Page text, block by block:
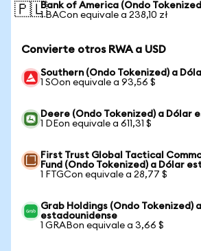
🇵🇱Bank of America (Ondo
1 BACon equivale a 238,10 zł
Convierte otros RWA a USD
Southern (Ondo Tokenized) a
1 SOon equivale a 93,56 $
Deere (Ondo Tokenized) a Dólar
1 DEon equivale a 611,31 $
First Trust Global Tactical
Fund (Ondo Tokenized) a Dólar
1 FTGCon equivale a 28,77 $
Grab Holdings (Ondo Tokenized)
estadounidense
1 GRABon equivale a 3,66 $